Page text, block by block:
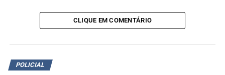
abrangente com um volume
expressivo de recursos”,
disse.
Segundo o ministro, os recursos totais aplicados em
CLIQUE EM COMENTÁRIO
POLICIAL